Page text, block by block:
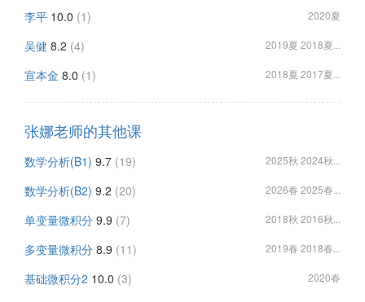
李平 10.0 (1) 2020夏
吴健 8.2 (4) 2019夏 2018夏...
宣本金 8.0 (1) 2018夏 2017夏...
张娜老师的其他课
数学分析(B1) 9.7 (19) 2025秋 2024秋...
数学分析(B2) 9.2 (20) 2026春 2025春...
单变量微积分 9.9 (7) 2018秋 2016秋...
多变量微积分 8.9 (11) 2019春 2018春...
基础微积分2 10.0 (3) 2020春